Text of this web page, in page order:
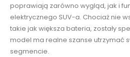
poprawiają zarówno wygląd, jak i
elektrycznego SUV-a. Chociaż nie
takie jak większa bateria, zostały
model ma realne szanse utrzymać
segmencie.